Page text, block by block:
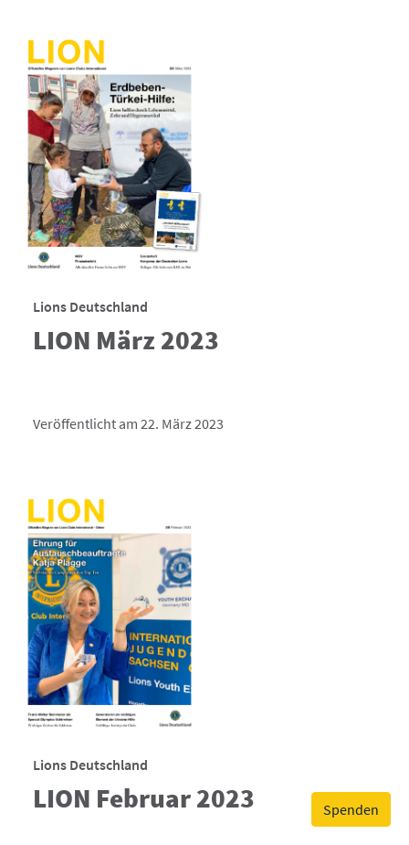
Spenden
Lions Deutschland
LION März 2023
Veröffentlicht am 22. März 2023
Lions Deutschland
LION Februar 2023